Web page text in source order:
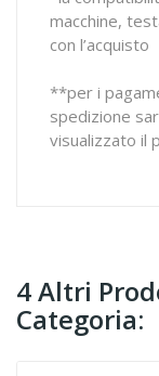
macchine,
con l’acquisto
**per i
spedizione
visualizzato il
4 Altri
Categoria: